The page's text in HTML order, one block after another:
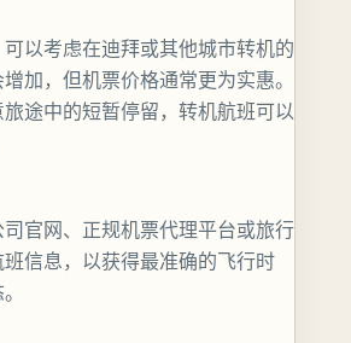
以考虑在迪拜或其他城市转机的
加，但机票价格通常更为实惠。
途中的短暂停留，转机航班可以
官网、正规机票代理平台或旅行
信息，以获得最准确的飞行时